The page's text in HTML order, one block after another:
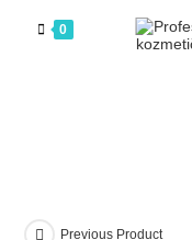
0
Previous Product